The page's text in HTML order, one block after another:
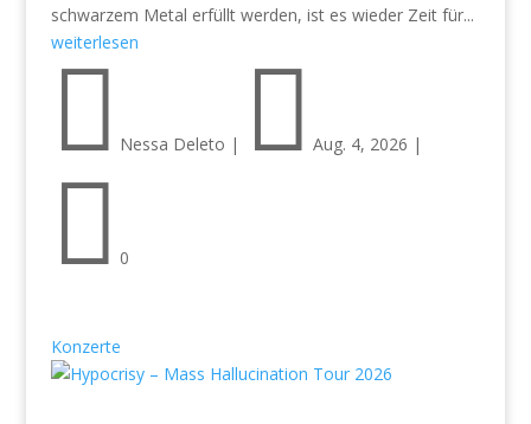
schwarzem Metal erfüllt werden, ist es wieder Zeit für...
weiterlesen
 Nessa Deleto |  Aug. 4, 2026 |
 0
Konzerte